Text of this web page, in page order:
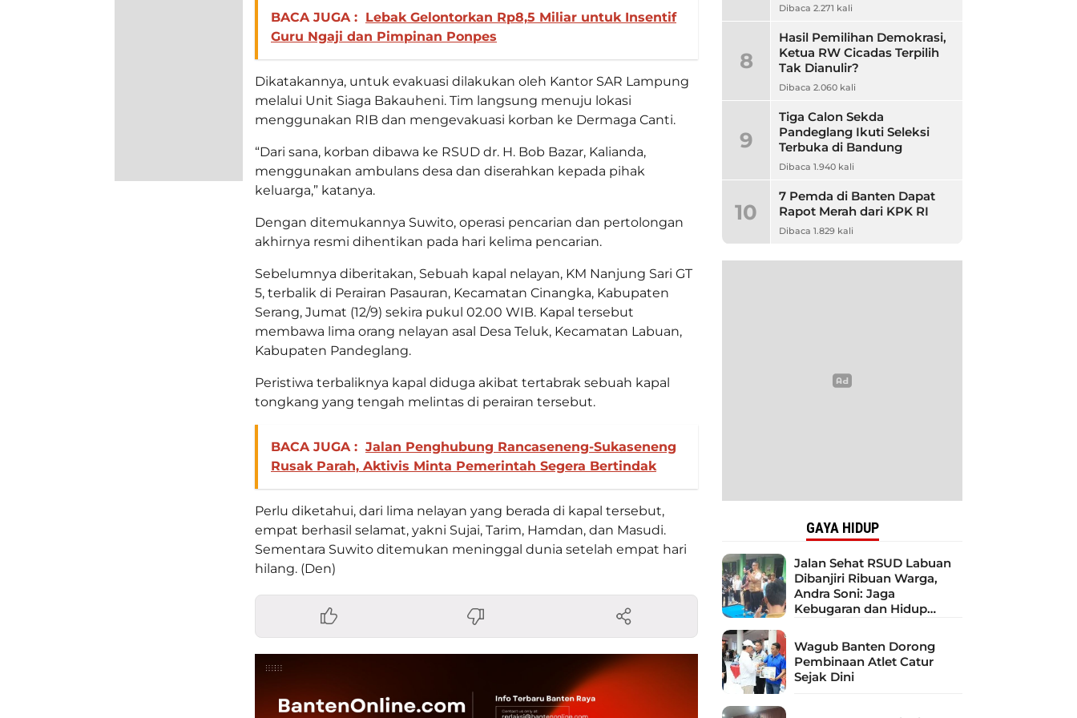
BACA JUGA : Lebak Gelontorkan Rp8,5 Miliar untuk Insentif
Guru Ngaji dan Pimpinan Ponpes
Dikatakannya, untuk evakuasi dilakukan oleh Kantor SAR Lampung
melalui Unit Siaga Bakauheni. Tim langsung menuju lokasi
menggunakan RIB dan mengevakuasi korban ke Dermaga Canti.
“Dari sana, korban dibawa ke RSUD dr. H. Bob Bazar, Kalianda,
menggunakan ambulans desa dan diserahkan kepada pihak
keluarga,” katanya.
Dengan ditemukannya Suwito, operasi pencarian dan pertolongan
akhirnya resmi dihentikan pada hari kelima pencarian.
Sebelumnya diberitakan, Sebuah kapal nelayan, KM Nanjung Sari GT
5, terbalik di Perairan Pasauran, Kecamatan Cinangka, Kabupaten
Serang, Jumat (12/9) sekira pukul 02.00 WIB. Kapal tersebut
membawa lima orang nelayan asal Desa Teluk, Kecamatan Labuan,
Kabupaten Pandeglang.
Peristiwa terbaliknya kapal diduga akibat tertabrak sebuah kapal
tongkang yang tengah melintas di perairan tersebut.
BACA JUGA : Jalan Penghubung Rancaseneng-Sukaseneng
Rusak Parah, Aktivis Minta Pemerintah Segera Bertindak
Perlu diketahui, dari lima nelayan yang berada di kapal tersebut,
empat berhasil selamat, yakni Sujai, Tarim, Hamdan, dan Masudi.
Sementara Suwito ditemukan meninggal dunia setelah empat hari
hilang. (Den)
Dibaca 2.271 kali
8
Hasil Pemilihan Demokrasi,
Ketua RW Cicadas Terpilih
Tak Dianulir?
Dibaca 2.060 kali
9
Tiga Calon Sekda
Pandeglang Ikuti Seleksi
Terbuka di Bandung
Dibaca 1.940 kali
10
7 Pemda di Banten Dapat
Rapot Merah dari KPK RI
Dibaca 1.829 kali
GAYA HIDUP
Jalan Sehat RSUD Labuan
Dibanjiri Ribuan Warga,
Andra Soni: Jaga
Kebugaran dan Hidup
Wagub Banten Dorong
Pembinaan Atlet Catur
Sejak Dini